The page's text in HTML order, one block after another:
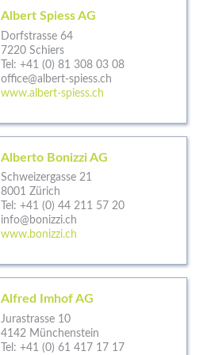
Albert Spiess AG
Dorfstrasse 64
7220 Schiers
Tel: +41 (0) 81 308 03 08
office@albert-spiess.ch
www.albert-spiess.ch
Alberto Bonizzi AG
Schweizergasse 21
8001 Zürich
Tel: +41 (0) 44 211 57 20
info@bonizzi.ch
www.bonizzi.ch
Alfred Imhof AG
Jurastrasse 10
4142 Münchenstein
Tel: +41 (0) 61 417 17 17